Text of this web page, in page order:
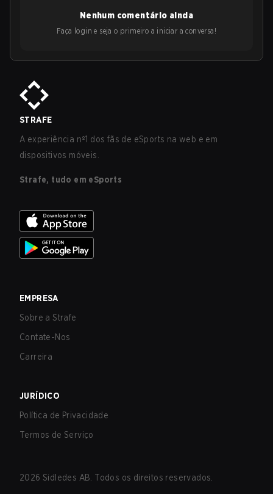
Nenhum comentário ainda
Faça login e seja o primeiro a iniciar a conversa!
STRAFE
A experiência nº1 dos fãs de eSports na web e em
dispositivos móveis.
Strafe, tudo em eSports
EMPRESA
Sobre a Strafe
Contate-Nos
Carreira
JURÍDICO
Política de Privacidade
Termos de Serviço
2026 Sidledes AB. Todos os direitos reservados.